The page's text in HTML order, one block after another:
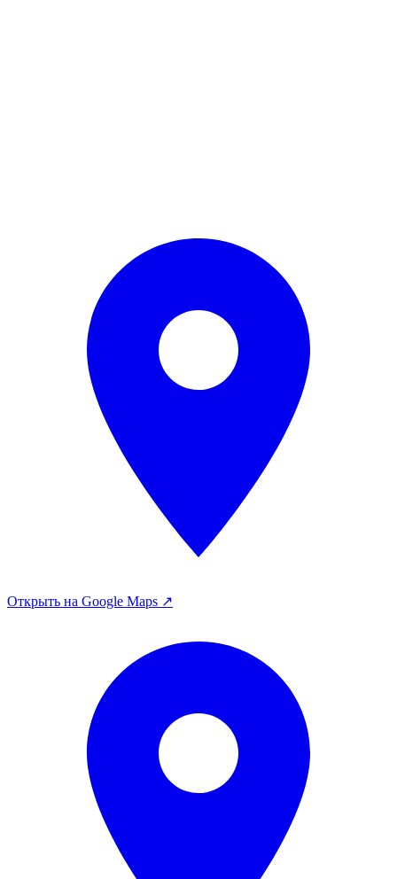
Открыть на Google Maps ↗